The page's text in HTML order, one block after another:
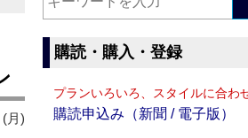
月)
購読・購入・登録
プランいろいろ、スタイルに合わ
購読申込み（新聞 / 電子版）